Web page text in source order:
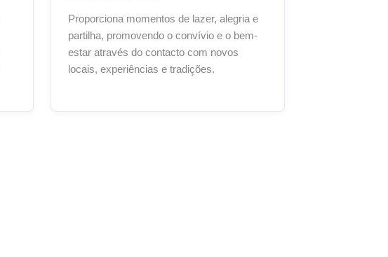
Proporciona momentos de lazer, alegria e
partilha, promovendo o convívio e o bem-
estar através do contacto com novos
locais, experiências e tradições.